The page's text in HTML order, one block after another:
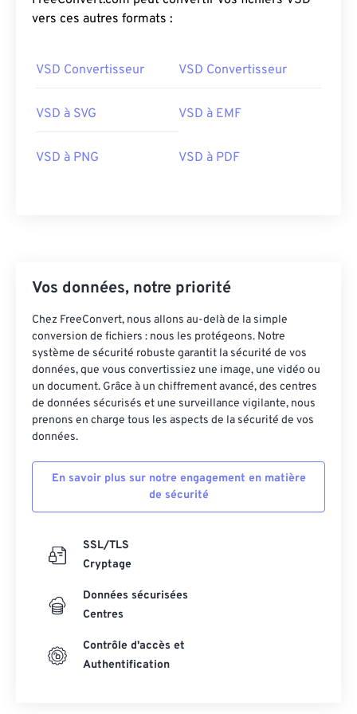
vers ces autres formats :
VSD Convertisseur VSD Convertisseur
VSD à SVG VSD à EMF
VSD à PNG VSD à PDF
Vos données, notre priorité
Chez FreeConvert, nous allons au-delà de la simple
conversion de fichiers : nous les protégeons. Notre
système de sécurité robuste garantit la sécurité de vos
données, que vous convertissiez une image, une vidéo ou
un document. Grâce à un chiffrement avancé, des centres
de données sécurisés et une surveillance vigilante, nous
prenons en charge tous les aspects de la sécurité de vos
données.
En savoir plus sur notre engagement en matière
de sécurité
SSL/TLS
Cryptage
Données sécurisées
Centres
Contrôle d'accès et
Authentification